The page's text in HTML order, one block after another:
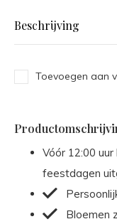
Beschrijving
Toevoegen aan
Vóór 12:00
feestdagen
Bloemen